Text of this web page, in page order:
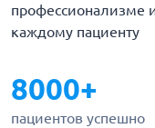
профессионализме
каждому пациенту
8000+
пациентов успешно